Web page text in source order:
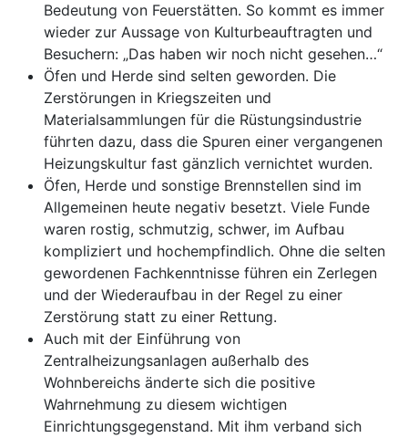
Bedeutung von Feuerstätten. So kommt es immer
wieder zur Aussage von Kulturbeauftragten und
Besuchern: „Das haben wir noch nicht gesehen…“
Öfen und Herde sind selten geworden. Die
Zerstörungen in Kriegszeiten und
Materialsammlungen für die Rüstungsindustrie
führten dazu, dass die Spuren einer vergangenen
Heizungskultur fast gänzlich vernichtet wurden.
Öfen, Herde und sonstige Brennstellen sind im
Allgemeinen heute negativ besetzt. Viele Funde
waren rostig, schmutzig, schwer, im Aufbau
kompliziert und hochempfindlich. Ohne die selten
gewordenen Fachkenntnisse führen ein Zerlegen
und der Wiederaufbau in der Regel zu einer
Zerstörung statt zu einer Rettung.
Auch mit der Einführung von
Zentralheizungsanlagen außerhalb des
Wohnbereichs änderte sich die positive
Wahrnehmung zu diesem wichtigen
Einrichtungsgegenstand. Mit ihm verband sich